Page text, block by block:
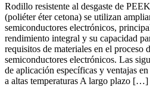
Rodillo resistente al desgaste de
(poliéter éter cetona) se utilizan
semiconductores electrónicos,
rendimiento integral y su capacidad
requisitos de materiales en el proceso
semiconductores electrónicos. Las
de aplicación específicas y ventajas
a altas temperaturas A largo plazo […]